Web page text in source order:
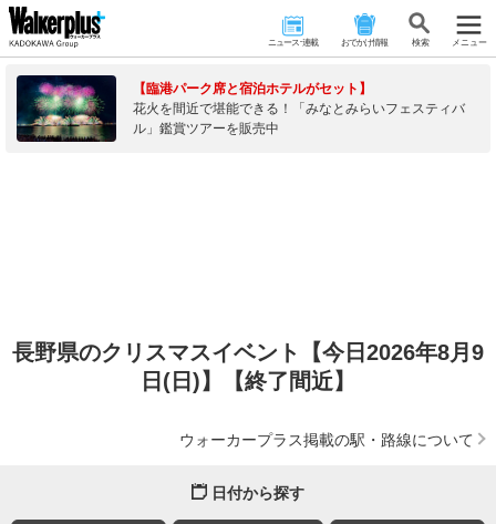
ニュース･連載 おでかけ情報 検 索 メニュー
【臨港パーク席と宿泊ホテルがセット】
花火を間近で堪能できる！「みなとみらいフェスティバ
ル」鑑賞ツアーを販売中
長野県のクリスマスイベント【今日2026年8月9
日(日)】【終了間近】
ウォーカープラス掲載の駅・路線について
日付から探す